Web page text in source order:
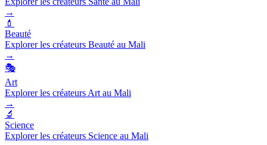
→
💄
Beauté
Explorer les créateurs Beauté au Mali
→
🎭
Art
Explorer les créateurs Art au Mali
→
🔬
Science
Explorer les créateurs Science au Mali